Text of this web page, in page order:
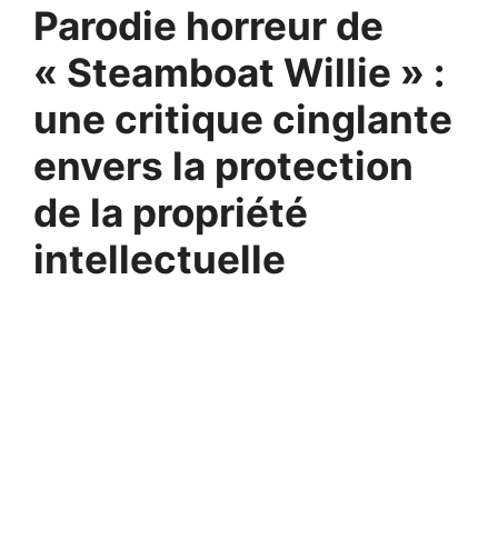
Parodie horreur de
« Steamboat Willie » :
une critique cinglante
envers la protection
de la propriété
intellectuelle